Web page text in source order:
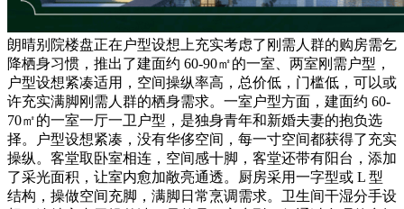
朗晴别院楼盘正在户型设想上充实考虑了刚需人群的购房需乞
降栖身习惯，推出了建面约 60-90㎡的一室、两室刚需户型，
户型设想紧凑适用，空间操纵率高，总价低，门槛低，可以或
许充实满脚刚需人群的栖身需求。一室户型方面，建面约 60-
70㎡的一室一厅一卫户型，是独身青年和新婚夫妻的抱负选
择。户型设想紧凑，没有华侈空间，每一寸空间都获得了充实
操纵。客堂取卧室相连，空间感十脚，客堂还带有阳台，添加
了采光面积，让室内愈加敞亮通透。厨房采用一字型或 L 型
结构，操做空间充脚，满脚日常烹调需求。卫生间干湿分手设